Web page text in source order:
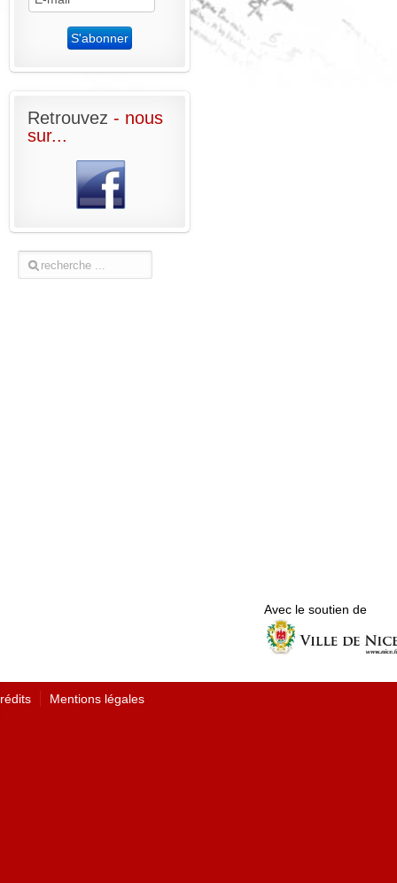
Retrouvez - nous
sur...
Avec le soutien de
Mentions légales